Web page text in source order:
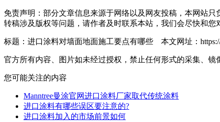
免责声明：部分文章信息来源于网络以及网友投稿，本网站
转稿涉及版权等问题，请作者及时联系本站，我们会尽快和您
标题：进口涂料对墙面地面施工要点有哪些 本文网址：https://
官方所有内容、图片如未经过授权，禁止任何形式的采集、镜
您可能关注的内容
Manntree曼涂官网进口涂料厂家取代传统涂料
进口涂料有哪些误区要注意的?
进口涂料加入的市场前景如何